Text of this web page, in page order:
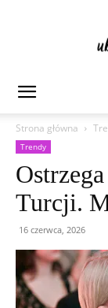
Strona główna
Trendy
Turcji.
16 czerwca, 2026